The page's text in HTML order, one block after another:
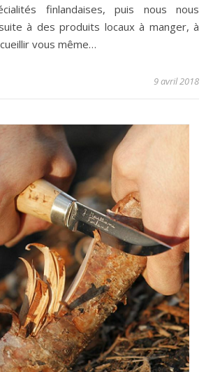
finlandaises, puis nous nous
à des produits locaux à manger, à
vous même…
9 avril 2018